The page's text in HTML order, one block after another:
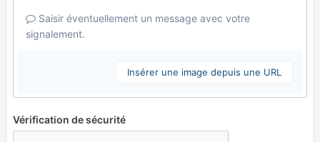
Saisir éventuellement un message avec votre
signalement.
Insérer une image depuis une URL
Vérification de sécurité